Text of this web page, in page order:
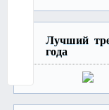
Лучший
года